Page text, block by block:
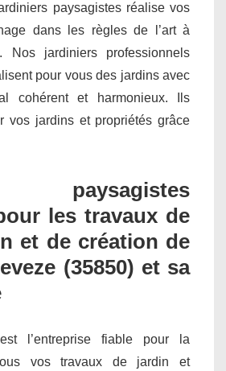
paysagistes réalise vos
dans les règles de l’art à
Nos jardiniers professionnels
pour vous des jardins avec
cohérent et harmonieux. Ils
vos jardins et propriétés grâce
paysagistes
les travaux de
et de création de
(35850) et sa
l’entreprise fiable pour la
vos travaux de jardin et